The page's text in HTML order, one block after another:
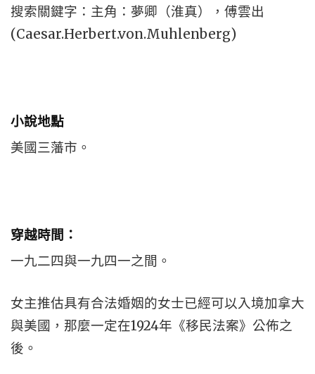
搜索關鍵字：主角：夢卿（淮真），傅雲出
(Caesar.Herbert.von.Muhlenberg)
小說地點
美國三藩市。
穿越時間：
一九二四與一九四一之間。
女主推估具有合法婚姻的女士已經可以入境加拿大
與美國，那麼一定在1924年《移民法案》公佈之
後。